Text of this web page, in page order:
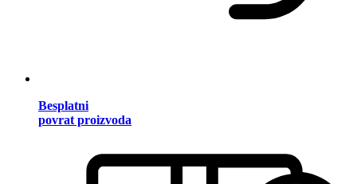
Besplatni
povrat proizvoda